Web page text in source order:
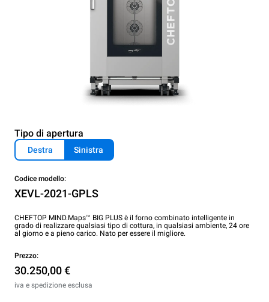
Tipo di apertura
Destra Sinistra
Codice modello:
XEVL-2021-GPLS
CHEFTOP MIND.Maps™ BIG PLUS è il forno combinato intelligente in
grado di realizzare qualsiasi tipo di cottura, in qualsiasi ambiente, 24 ore
al giorno e a pieno carico. Nato per essere il migliore.
Prezzo:
30.250,00 €
iva e spedizione esclusa